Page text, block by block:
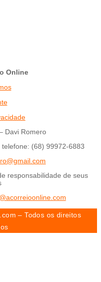
Online
Davi Romero
(68) 99972-6883
responsabilidade de seus
– Todos os direitos